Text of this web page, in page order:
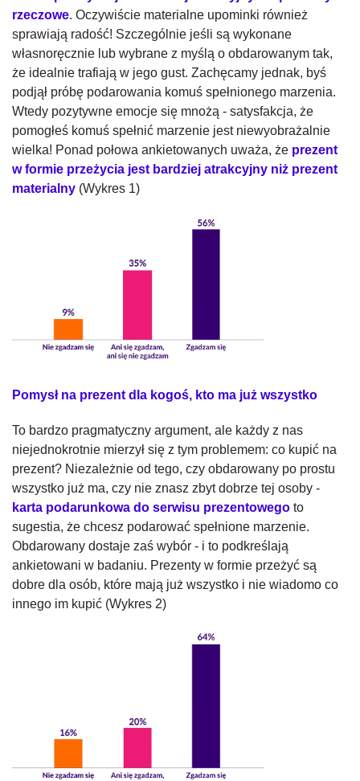
rzeczowe. Oczywiście materialne upominki również
sprawiają radość! Szczególnie jeśli są wykonane
własnoręcznie lub wybrane z myślą o obdarowanym tak,
że idealnie trafiają w jego gust. Zachęcamy jednak, byś
podjął próbę podarowania komuś spełnionego marzenia.
Wtedy pozytywne emocje się mnożą - satysfakcja, że
pomogłeś komuś spełnić marzenie jest niewyobrażalnie
wielka! Ponad połowa ankietowanych uważa, że prezent
w formie przeżycia jest bardziej atrakcyjny niż prezent
materialny (Wykres 1)
Pomysł na prezent dla kogoś, kto ma już wszystko
To bardzo pragmatyczny argument, ale każdy z nas
niejednokrotnie mierzył się z tym problemem: co kupić na
prezent? Niezależnie od tego, czy obdarowany po prostu
wszystko już ma, czy nie znasz zbyt dobrze tej osoby -
karta podarunkowa do serwisu prezentowego to
sugestia, że chcesz podarować spełnione marzenie.
Obdarowany dostaje zaś wybór - i to podkreślają
ankietowani w badaniu. Prezenty w formie przeżyć są
dobre dla osób, które mają już wszystko i nie wiadomo co
innego im kupić (Wykres 2)